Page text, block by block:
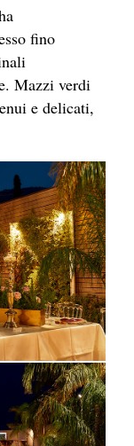
fino
Mazzi verdi
e delicati,